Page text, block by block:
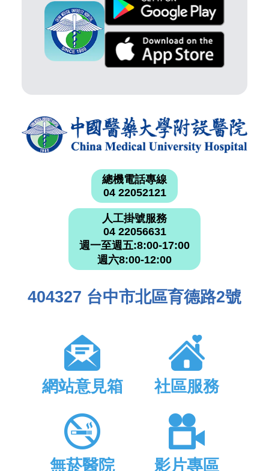
總機電話專線
04 22052121
人工掛號服務
04 22056631
週一至週五:8:00-17:00
週六8:00-12:00
404327 台中市北區育德路2號
網站意見箱 社區服務
無菸醫院 影片專區